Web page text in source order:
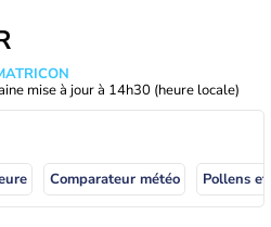
mise à jour à 14h30 (heure locale)
Comparateur météo Pollens